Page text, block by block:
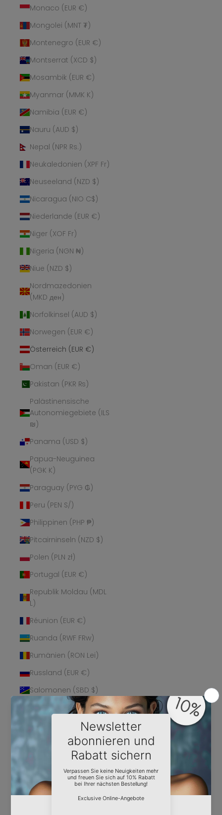
Monaco (EUR €)
Mongolei (MNT ₮)
Montenegro (EUR €)
Montserrat (XCD $)
Mosambik (EUR €)
Myanmar (MMK K)
Namibia (EUR €)
Nauru (AUD $)
Nepal (NPR Rs.)
Neukaledonien (XPF Fr)
Neuseeland (NZD $)
Nicaragua (NIO C$)
Niederlande (EUR €)
Niger (XOF Fr)
Nigeria (NGN ₦)
Niue (NZD $)
Nordmazedonien
(MKD ден)
Norfolkinsel (AUD $)
Norwegen (EUR €)
Österreich (EUR €)
Oman (EUR €)
Pakistan (PKR ₨)
Palästinensische
Autonomiegebiete (ILS
₪)
Panama (USD $)
Papua-Neuguinea
(PGK K)
Paraguay (PYG ₲)
Peru (PEN S/)
Philippinen (PHP ₱)
Pitcairninseln (NZD $)
Polen (PLN zł)
Portugal (EUR €)
Republik Moldau (MDL
L)
Réunion (EUR €)
Ruanda (RWF FRw)
Rumänien (RON Lei)
Russland (EUR €)
Salomonen (SBD $)
Sambia (EUR €)
Samoa (WST T)
San Marino (EUR €)
São Tomé und
Príncipe (STD Db)
Saudi-Arabien (SAR